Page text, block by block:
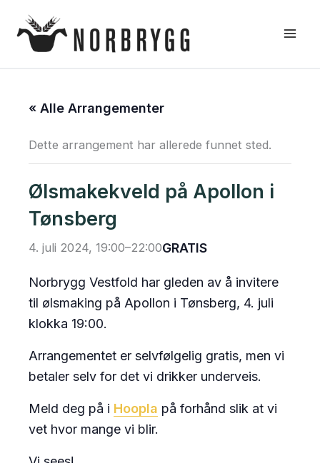
rett
« Alle Arrangementer
Dette arrangement har allerede funnet sted.
Ølsmakekveld på Apollon i
Tønsberg
4. juli 2024, 19:00–22:00GRATIS
Norbrygg Vestfold har gleden av å invitere
til ølsmaking på Apollon i Tønsberg, 4. juli
klokka 19:00.
Arrangementet er selvfølgelig gratis, men vi
betaler selv for det vi drikker underveis.
Meld deg på i Hoopla på forhånd slik at vi
vet hvor mange vi blir.